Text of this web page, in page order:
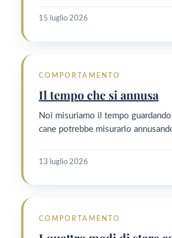
15 luglio 2026
COMPORTAMENTO
Il tempo che si annusa
Noi misuriamo il tempo guardando
cane potrebbe misurarlo
13 luglio 2026
COMPORTAMENTO